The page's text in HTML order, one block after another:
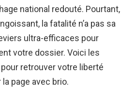
national redouté. Pourtant,
la fatalité n’a pas sa
ultra-efficaces pour
votre dossier. Voici les
retrouver votre liberté
page avec brio.